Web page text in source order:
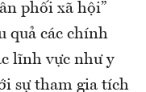
phối xã hội”
quả các chính
lĩnh vực như y
sự tham gia tích